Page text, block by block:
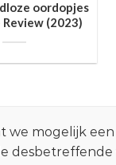
oordopjes
Review (2023)
mogelijk